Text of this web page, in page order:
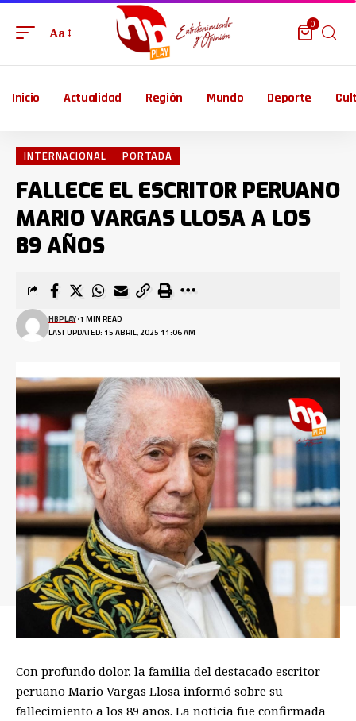
Aa
0
Inicio Actualidad Región Mundo Deporte
INTERNACIONAL PORTADA
FALLECE EL ESCRITOR PERUANO
MARIO VARGAS LLOSA A LOS
89 AÑOS
LAST UPDATED: 15 ABRIL, 2025 11:06 AM
HBPLAY 1 MIN READ
Con profundo dolor, la familia del destacado escritor
peruano Mario Vargas Llosa informó sobre su
fallecimiento a los 89 años. La noticia fue confirmada